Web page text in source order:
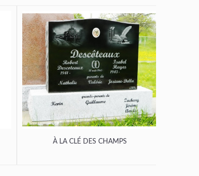
À LA CLÉ DES CHAMPS